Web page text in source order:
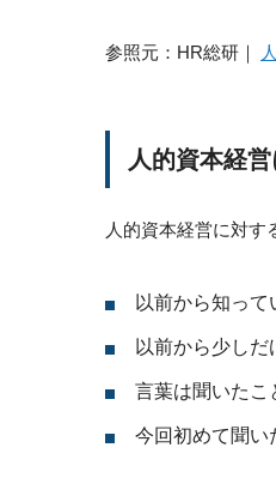
参照元：HR総研｜
人的資本経
人的資本経営に対す
以前から知って
以前から少し
言葉は聞いたこ
今回初めて聞い